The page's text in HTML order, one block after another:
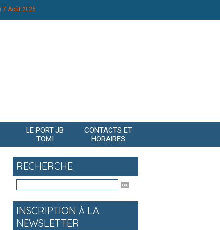
7 Août 2026
LE PORT JB
TOMI
CONTACTS ET
HORAIRES
RECHERCHE
INSCRIPTION À LA
NEWSLETTER